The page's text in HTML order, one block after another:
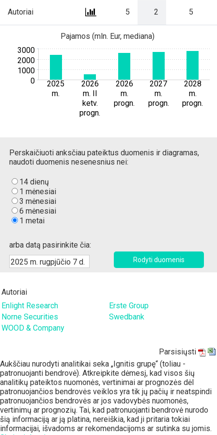
Autoriai 5 2 5
Autoriai 5 2 5
2025
m.
2026
m. II
ketv.
progn.
2026
m.
progn.
2027
m.
progn.
2028
m.
progn.
0
1000
2000
3000
Pajamos (mln. Eur, mediana)
Perskaičiuoti anksčiau pateiktus duomenis ir diagramas,
naudoti duomenis nesenesnius nei:
14 dienų
1 mėnesiai
3 mėnesiai
6 mėnesiai
1 metai
arba datą pasirinkite čia:
Autoriai
Enlight Research
Erste Group
Norne Securities
Swedbank
WOOD & Company
Parsisiųsti